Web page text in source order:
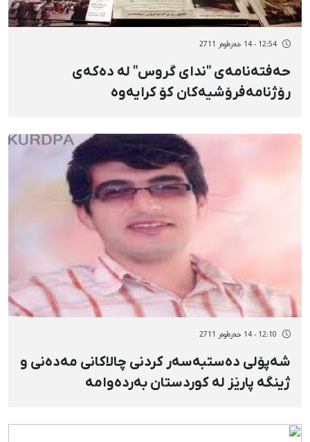
12:54 - 14 خەزەڵوەر 2711
حەفتەنامەی "ندای گروس" لە دەكەی
رۆژنامەفرۆشیەكان كۆ كرایەوە
12:10 - 14 خەزەڵوەر 2711
شەپۆلی دەستبەسەر كردنی چالاكانی مەدەنی و
ژینگە پارێز لە كوردستان بەردەوامە